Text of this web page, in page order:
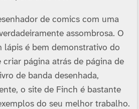
de comics com uma
assombrosa. O
lápis é bem demonstrativo do
página atrás de página de
de banda desenhada,
o site de Finch é bastante
do seu melhor trabalho.